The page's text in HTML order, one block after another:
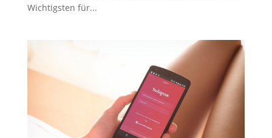
Wichtigsten für...